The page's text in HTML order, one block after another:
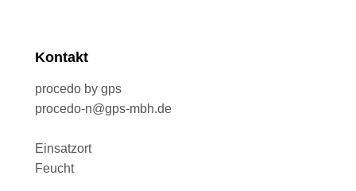
Kontakt
procedo by gps
procedo-n@gps-mbh.de
Einsatzort
Feucht